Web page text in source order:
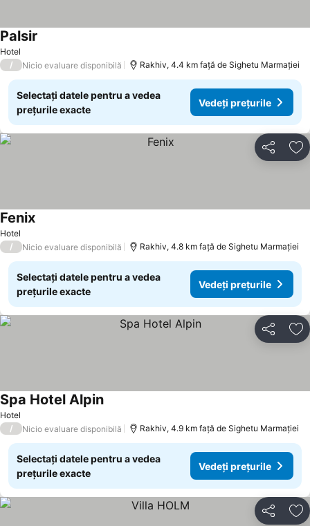
Hotel
Palsir
/ Nicio evaluare disponibilă Rakhiv, 4.4 km faţă de Sighetu Marmației
Selectați datele pentru a vedea
prețurile exacte
Vedeți prețurile
Distribuiți
Hotel
FenixVedeți prețurile
/ Nicio evaluare disponibilă Rakhiv, 4.8 km faţă de Sighetu Marmației
Selectați datele pentru a vedea
prețurile exacte
Vedeți prețurile
Distribuiți
Hotel
Spa Hotel AlpinVedeți prețurile
/ Nicio evaluare disponibilă Rakhiv, 4.9 km faţă de Sighetu Marmației
Selectați datele pentru a vedea
prețurile exacte
Vedeți prețurile
Distribuiți